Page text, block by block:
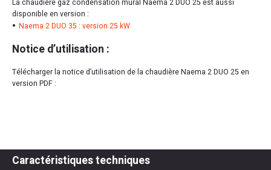
La chaudière gaz condensation mural Naema 2 DUO 25 est aussi
disponible en version :
Naema 2 DUO 35 : version 25 kW
Notice d’utilisation :
Télécharger la notice d’utilisation de la chaudière Naema 2 DUO 25 en
version PDF :
Caractéristiques techniques